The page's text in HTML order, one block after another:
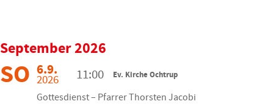
September 2026
SO 6.9.
2026 11:00 Ev. Kirche Ochtrup
Gottesdienst – Pfarrer Thorsten Jacobi